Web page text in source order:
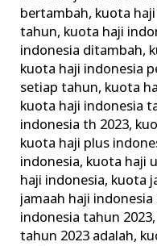
bertambah, kuota
tahun, kuota haji
indonesia ditambah,
kuota haji indonesia
setiap tahun, kuota
kuota haji indonesia
indonesia th 2023,
kuota haji plus
indonesia, kuota haji
haji indonesia, kuota
jamaah haji indonesia
indonesia tahun 2023,
tahun 2023 adalah,